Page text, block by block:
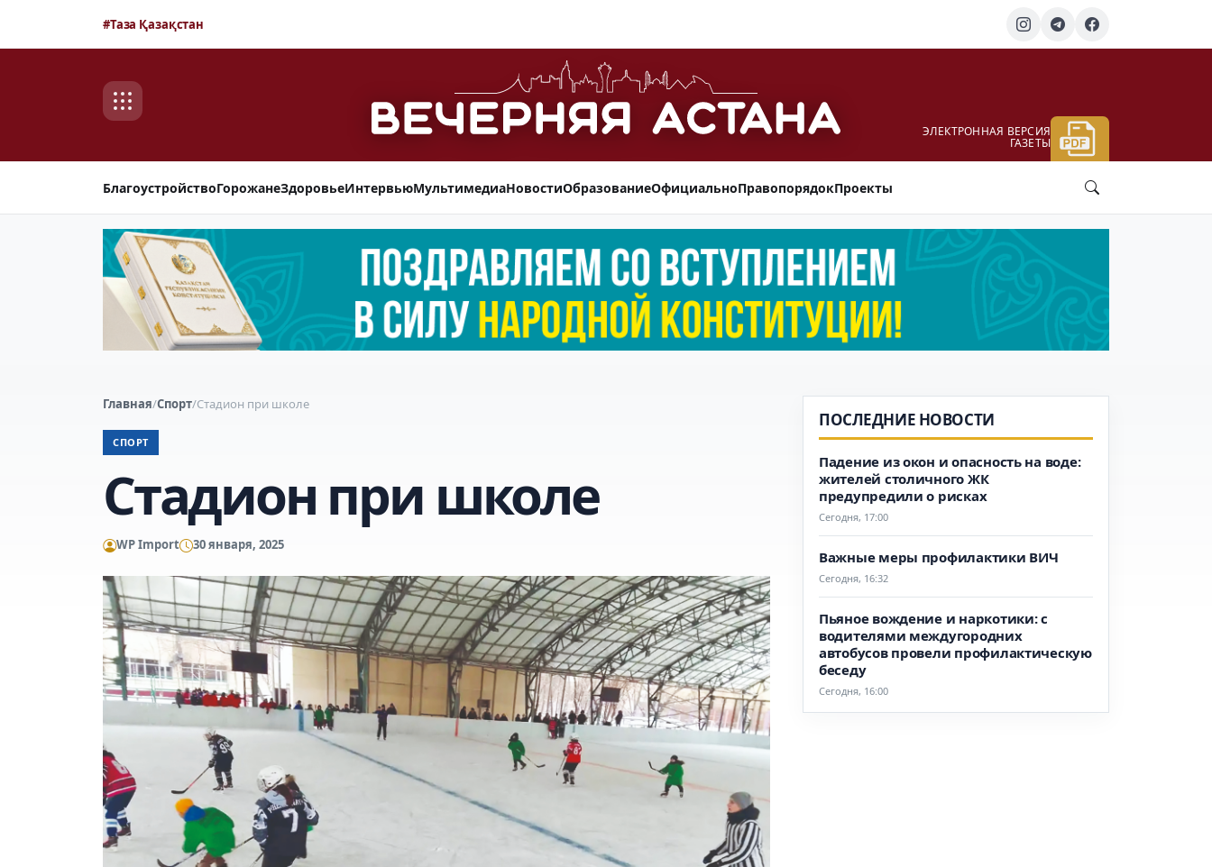
#Таза Қазақстан
ЭЛЕКТРОННАЯ ВЕРСИЯ
ГАЗЕТЫ
БлагоустройствоГорожанеЗдоровьеИнтервьюМультимедиаНовостиОбразованиеОфициальноПравопорядокПроекты
Главная/Спорт/Стадион при школе
СПОРТ
Стадион при школе
WP Import 30 января, 2025
ПОСЛЕДНИЕ НОВОСТИ
Падение из окон и опасность на воде:
жителей столичного ЖК
предупредили о рисках
Сегодня, 17:00
Важные меры профилактики ВИЧ
Сегодня, 16:32
Пьяное вождение и наркотики: с
водителями междугородних
автобусов провели профилактическую
беседу
Сегодня, 16:00